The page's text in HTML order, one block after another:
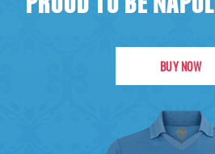
PROUD TO BE NAPOLI
BUY NOW